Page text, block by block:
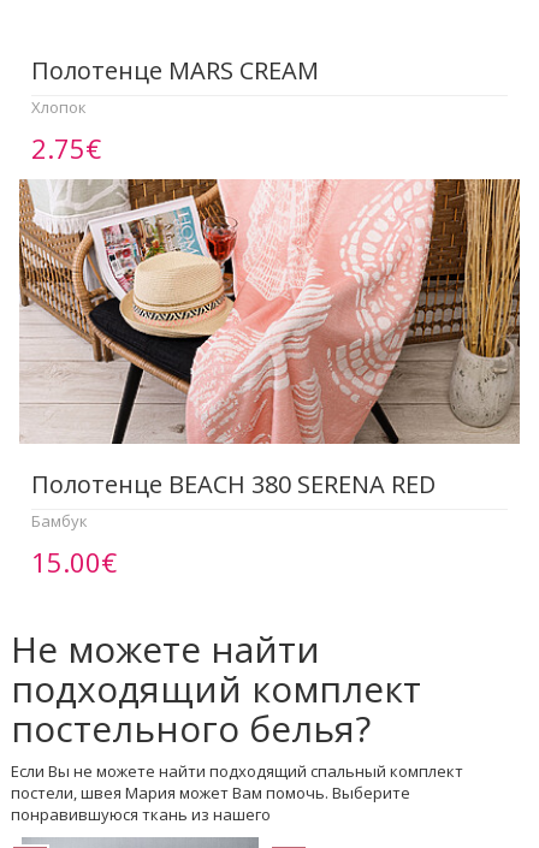
Полотенце МАRS CREAM
Хлопок
2.75€
Полотенце BEACH 380 SERENA RED
Бамбук
15.00€
Не можете найти
подходящий комплект
постельного белья?
Если Вы не можете найти подходящий спальный комплект
постели, швея Мария может Вам помочь. Выберите
понравившуюся ткань из нашего